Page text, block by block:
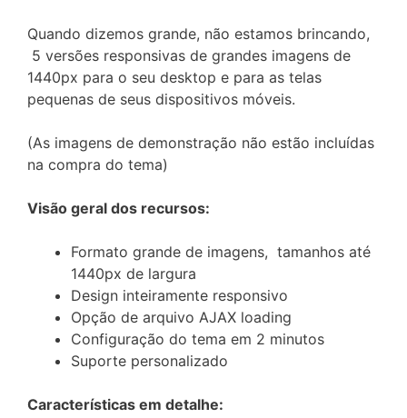
Quando dizemos grande, não estamos brincando,
5 versões responsivas de grandes imagens de
1440px para o seu desktop e para as telas
pequenas de seus dispositivos móveis.
(As imagens de demonstração não estão incluídas
na compra do tema)
Visão geral dos recursos:
Formato grande de imagens, tamanhos até
1440px de largura
Design inteiramente responsivo
Opção de arquivo AJAX loading
Configuração do tema em 2 minutos
Suporte personalizado
Características em detalhe: